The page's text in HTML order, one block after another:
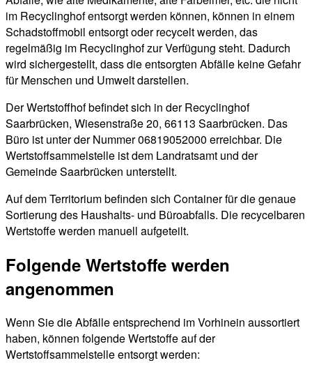
im Recyclinghof entsorgt werden können, können in einem
Schadstoffmobil entsorgt oder recycelt werden, das
regelmäßig im Recyclinghof zur Verfügung steht. Dadurch
wird sichergestellt, dass die entsorgten Abfälle keine Gefahr
für Menschen und Umwelt darstellen.
Der Wertstoffhof befindet sich in der Recyclinghof
Saarbrücken, Wiesenstraße 20, 66113 Saarbrücken. Das
Büro ist unter der Nummer 06819052000 erreichbar. Die
Wertstoffsammelstelle ist dem Landratsamt und der
Gemeinde Saarbrücken unterstellt.
Auf dem Territorium befinden sich Container für die genaue
Sortierung des Haushalts- und Büroabfalls. Die recycelbaren
Wertstoffe werden manuell aufgeteilt.
Folgende Wertstoffe werden
angenommen
Wenn Sie die Abfälle entsprechend im Vorhinein aussortiert
haben, können folgende Wertstoffe auf der
Wertstoffsammelstelle entsorgt werden: